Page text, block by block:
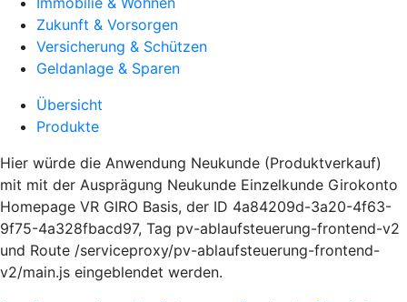
Zukunft & Vorsorgen
Versicherung & Schützen
Geldanlage & Sparen
Übersicht
Produkte
Hier würde die Anwendung Neukunde (Produktverkauf)
mit mit der Ausprägung Neukunde Einzelkunde Girokonto
Homepage VR GIRO Basis, der ID 4a84209d-3a20-4f63-
9f75-4a328fbacd97, Tag pv-ablaufsteuerung-frontend-v2
und Route /serviceproxy/pv-ablaufsteuerung-frontend-
v2/main.js eingeblendet werden.